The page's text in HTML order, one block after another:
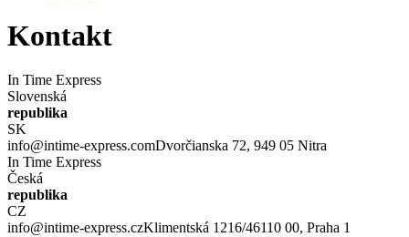
Kontakt
In Time Express
Slovenská
republika
SK
info@intime-express.comDvorčianska 72, 949 05 Nitra
In Time Express
Česká
republika
CZ
info@intime-express.czKlimentská 1216/46110 00, Praha 1